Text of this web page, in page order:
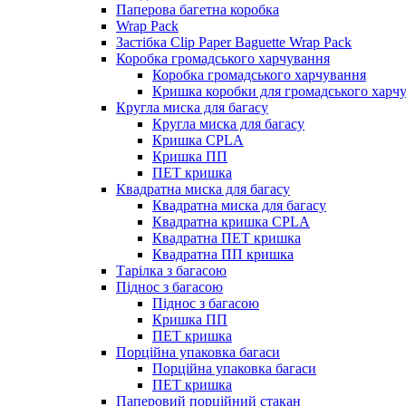
Паперова багетна коробка
Wrap Pack
Застібка Clip Paper Baguette Wrap Pack
Коробка громадського харчування
Коробка громадського харчування
Кришка коробки для громадського
Кругла миска для багасу
Кругла миска для багасу
Кришка CPLA
Кришка ПП
ПЕТ кришка
Квадратна миска для багасу
Квадратна миска для багасу
Квадратна кришка CPLA
Квадратна ПЕТ кришка
Квадратна ПП кришка
Тарілка з багасою
Піднос з багасою
Піднос з багасою
Кришка ПП
ПЕТ кришка
Порційна упаковка багаси
Порційна упаковка багаси
ПЕТ кришка
Паперовий порційний стакан